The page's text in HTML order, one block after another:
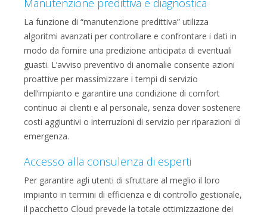
La funzione di “manutenzione predittiva” utilizza
algoritmi avanzati per controllare e confrontare i dati in
modo da fornire una predizione anticipata di eventuali
guasti. L’avviso preventivo di anomalie consente azioni
proattive per massimizzare i tempi di servizio
dell’impianto e garantire una condizione di comfort
continuo ai clienti e al personale, senza dover sostenere
costi aggiuntivi o interruzioni di servizio per riparazioni di
emergenza.
Accesso alla consulenza di esperti
Per garantire agli utenti di sfruttare al meglio il loro
impianto in termini di efficienza e di controllo gestionale,
il pacchetto Cloud prevede la totale ottimizzazione dei